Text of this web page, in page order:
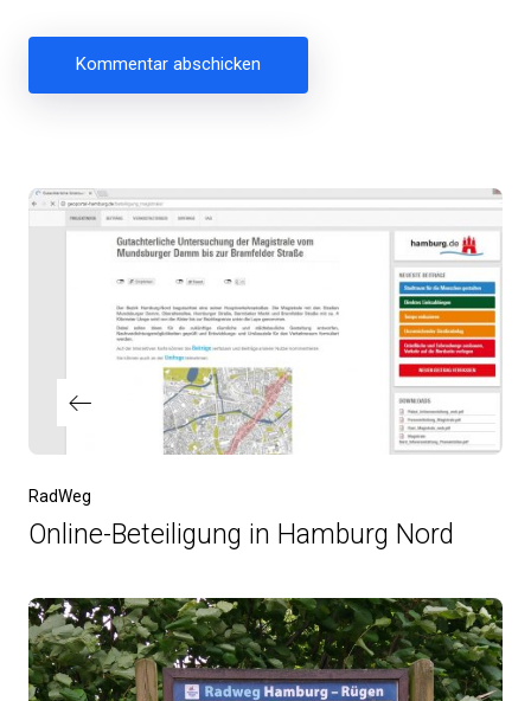
Beitragsnavigation
Vorheriger
Beitrag
RadWeg
Online-Beteiligung in Hamburg Nord